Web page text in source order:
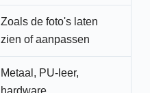
Zoals de foto's laten
zien of aanpassen
Metaal, PU-leer,